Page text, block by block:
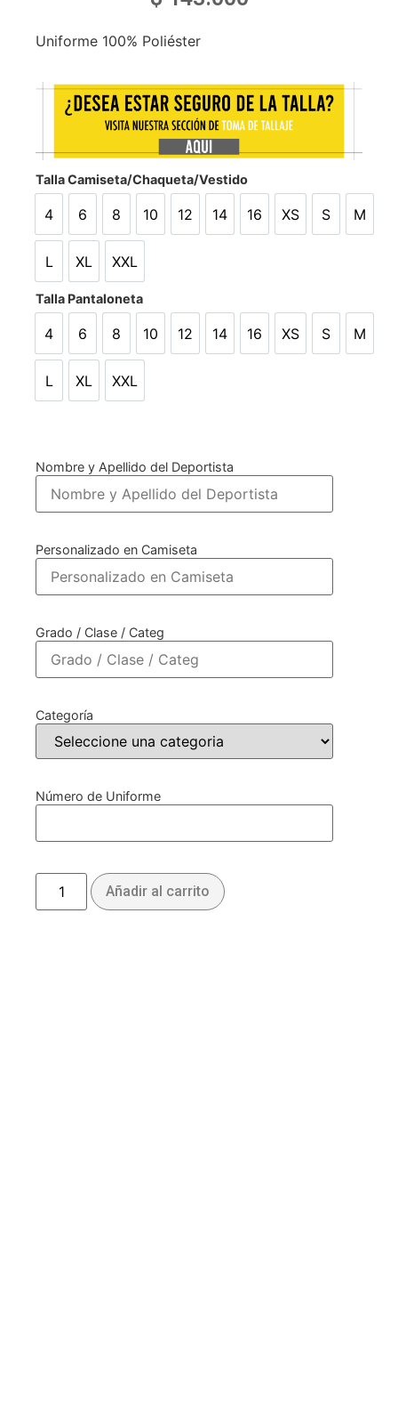
Uniforme 100% Poliéster
Talla Camiseta/Chaqueta/Vestido
4 6 8
8
10 12 14 16 XS
XS
S
S
M
L XL XXL
Talla Pantaloneta
4 6 8
8
10 12 14 16 XS
XS
S
S
M
L XL XXL
Nombre y Apellido del Deportista
Personalizado en Camiseta
Grado / Clase / Categ
Categoría
Número de Uniforme
Añadir al carrito